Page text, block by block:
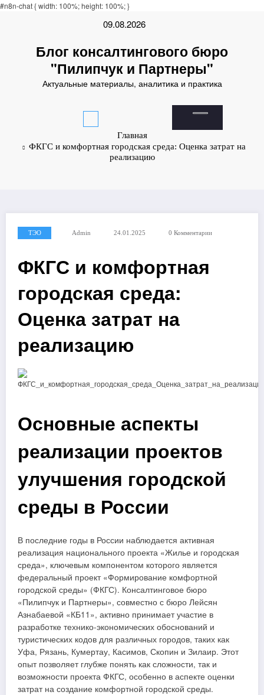
online casinosonline casinosnon gamestop casinos
#n8n-chat { width: 100%; height: 100%; }
09.08.2026
Блог консалтингового бюро
"Пилипчук и Партнеры"
Актуальные материалы, аналитика и практика
Главная
ФКГС и комфортная городская среда: Оценка затрат на
реализацию
ТЭО Admin 24.01.2025 0 Комментарии
ФКГС и комфортная
городская среда:
Оценка затрат на
реализацию
Основные аспекты
реализации проектов
улучшения городской
среды в России
В последние годы в России наблюдается активная
реализация национального проекта «Жилье и городская
среда», ключевым компонентом которого является
федеральный проект «Формирование комфортной
городской среды» (ФКГС). Консалтинговое бюро
«Пилипчук и Партнеры», совместно с бюро Лейсян
Азнабаевой «КБ11», активно принимает участие в
разработке технико-экономических обоснований и
туристических кодов для различных городов, таких как
Уфа, Рязань, Кумертау, Касимов, Скопин и Зилаир. Этот
опыт позволяет глубже понять как сложности, так и
возможности проекта ФКГС, особенно в аспекте оценки
затрат на создание комфортной городской среды.